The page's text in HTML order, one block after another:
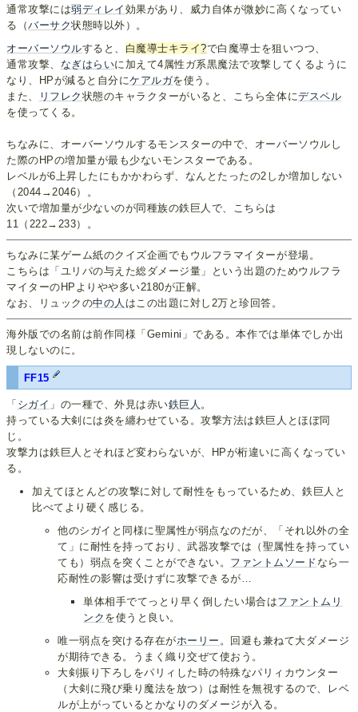
通常攻撃には弱ディレイ 効果があり、威力自体が微妙に高くなってい
る（バーサク状態時以外）。
オーバーソウルすると、 白魔導士キライ?で白魔導士を狙いつつ、
通常攻撃、 なぎはらいに加えて4属性ガ系黒魔法で攻撃してくるように
なり、HPが減ると自分にケアルガを使う。
また、
リフレク 状態のキャラクターがいると、こちら全体にデスペル
を使ってくる。
ちなみに、オーバーソウルするモンスターの中で、オーバーソウルし
た際のHPの増加量が最も少ないモンスターである。
レベルが6上昇したにもかかわらず、なんとたったの2しか増加しない
（2044→2046）。
次いで増加量が少ないのが同種族の鉄巨人で、こちらは
11（222→233）。
ちなみに某ゲーム紙のクイズ企画でもウルフラマイターが登場。
こちらは「ユリパの与えた総ダメージ量」という出題のためウルフラ
マイターのHPよりやや多い2180が正解。
なお、リュックの中の人 はこの出題に対し2万と珍回答。
海外版での名前は前作同様「Gemini」である。本作では単体でしか出
現しないのに。
FF15
「 シガイ 」の一種で、外見は赤い鉄巨人 。
持っている大剣には炎を纏わせている。攻撃方法は鉄巨人とほぼ同
じ。
攻撃力は鉄巨人とそれほど変わらないが、HPが桁違いに高くなってい
る。
加えてほとんどの攻撃に対して耐性をもっているため、鉄巨人と
比べてより硬く感じる。
他のシガイと同様に聖属性が弱点なのだが、「それ以外の全
て」に耐性を持っており、武器攻撃では（聖属性を持ってい
ても）弱点を突くことができない。 ファントムソード なら一
応耐性の影響は受けずに攻撃できるが…
単体相手でてっとり早く倒したい場合はファントムリ
ンク を使うと良い。
唯一弱点を突ける存在がホーリー 。回避も兼ねて大ダメージ
が期待できる。うまく織り交ぜて使おう。
大剣振り下ろしをパリィした時の特殊なパリィカウンター
（大剣に飛び乗り魔法を放つ）は耐性を無視するので、レベ
ルが上がっているとかなりのダメージが入る。